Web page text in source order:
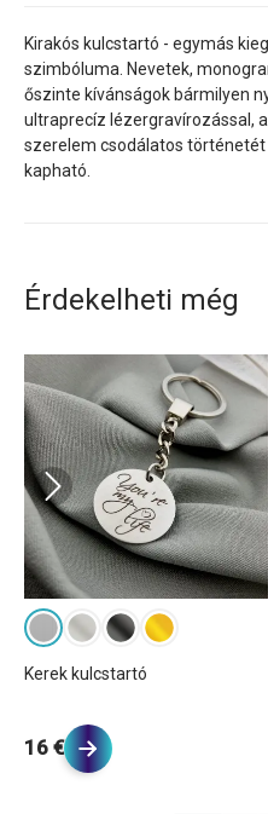
Kirakós kulcstartó - egymás
szimbóluma. Nevetek,
őszinte kívánságok bármilyen
ultraprecíz lézergravírozással,
szerelem csodálatos
kapható.
Érdekelheti még
Kerek kulcstartó
16 €